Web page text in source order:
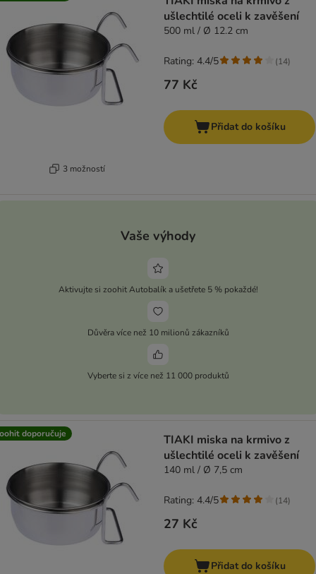
3 možností
ušlechtilé oceli k zavěšení
500 ml / Ø 12.2 cm
77 Kč
Rating: 4.4/5 (14)
Přidat do košíku
Vaše výhody
Aktivujte si zoohit Autobalík a ušetřete 5 % pokaždé!
Důvěra více než 10 milionů zákazníků
Vyberte si z více než 11 000 produktů
doporučuje
TIAKI miska na krmivo z
ušlechtilé oceli k zavěšení
140 ml / Ø 7,5 cm
27 Kč
Rating: 4.4/5 (14)
Přidat do košíku